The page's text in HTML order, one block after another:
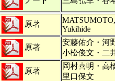
原著
MATSUMOTO,
Yukihide
原著
安藤佑介・河
小松俊文・二
原著
岡村喜明・高
里口保文